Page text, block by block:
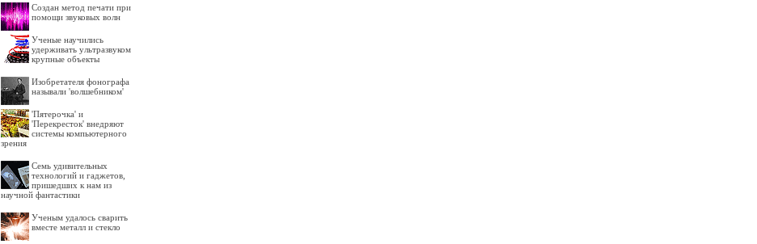
Создан метод печати при
помощи звуковых волн
Ученые научились
удерживать ультразвуком
крупные объекты
Изобретателя фонографа
называли 'волшебником'
'Пятерочка' и
'Перекресток' внедряют
системы компьютерного
зрения
Семь удивительных
технологий и гаджетов,
пришедших к нам из
научной фантастики
Ученым удалось сварить
вместе металл и стекло